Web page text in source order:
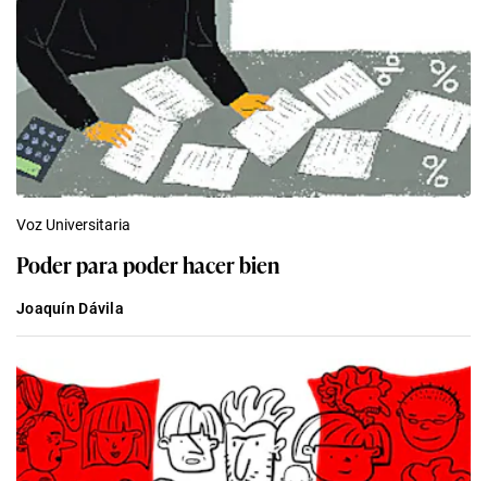
Voz Universitaria
Poder para poder hacer bien
Joaquín Dávila